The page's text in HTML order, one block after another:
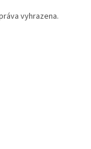
vyhrazena.